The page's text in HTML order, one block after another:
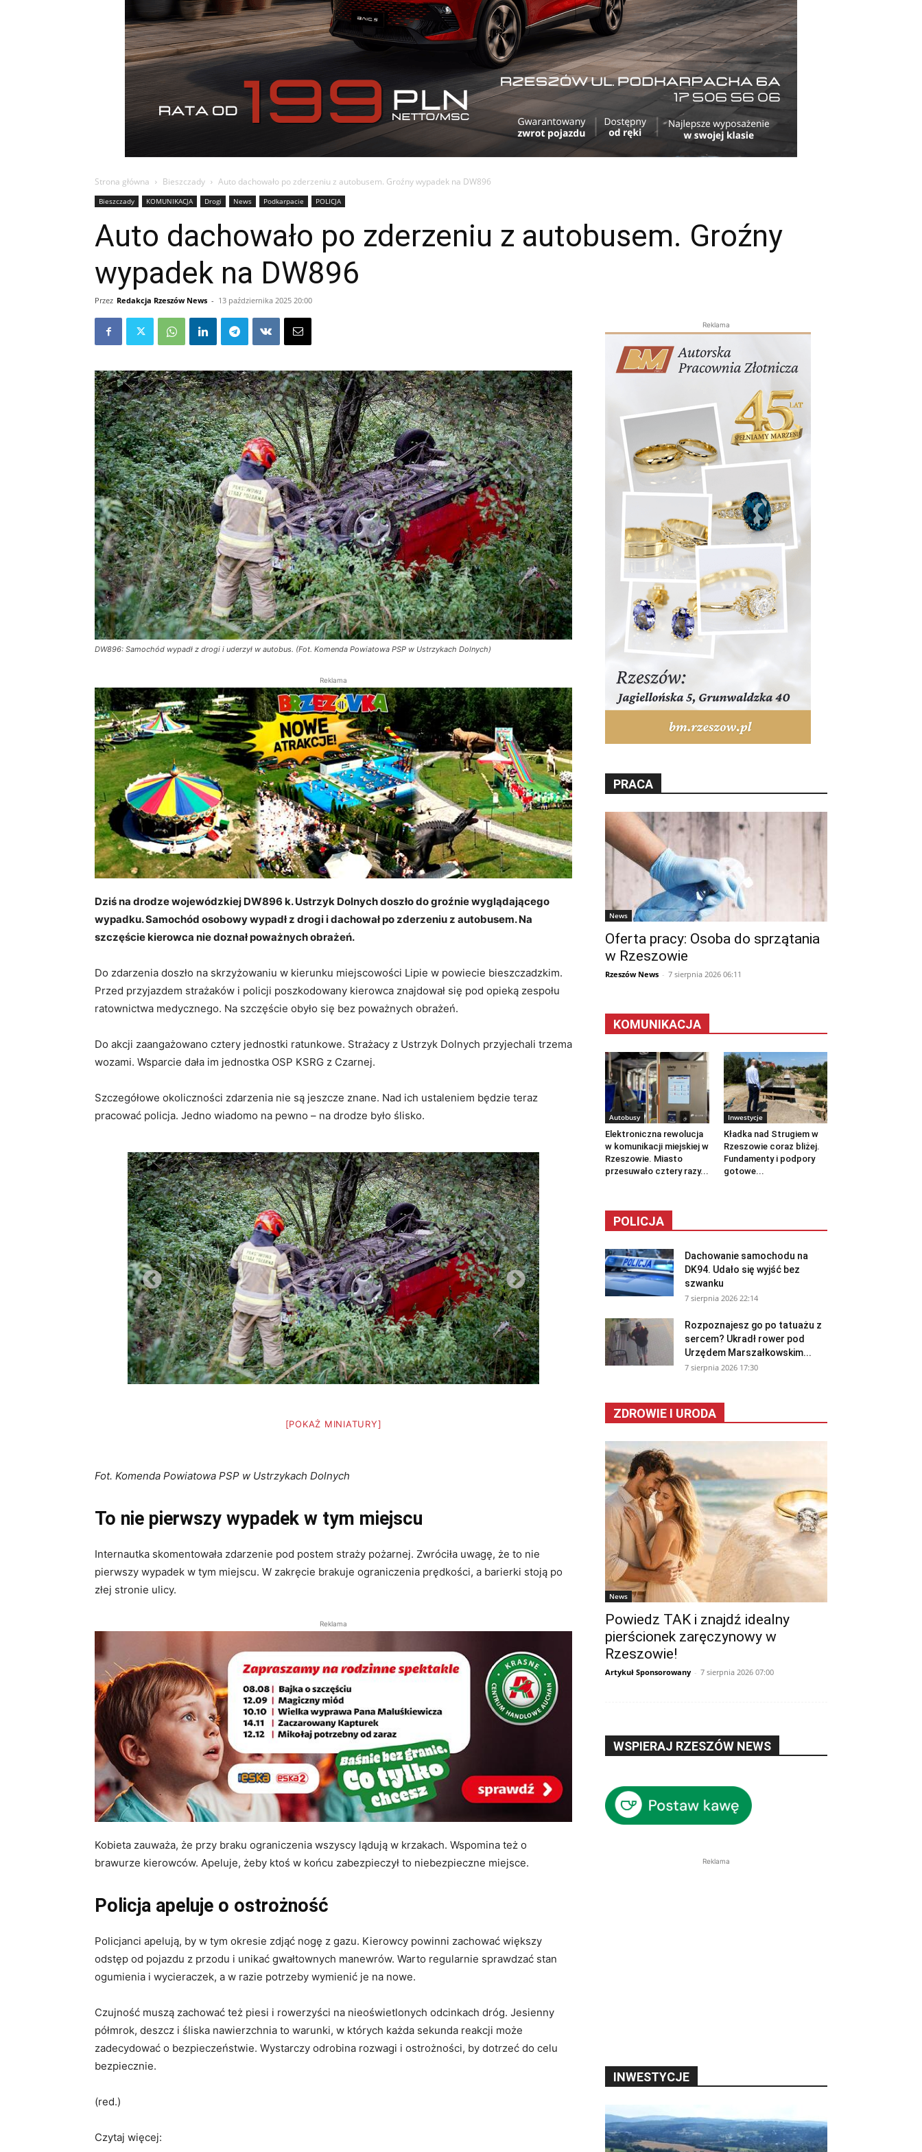
Strona główna Bieszczady Auto dachowało po zderzeniu z autobusem. Groźny wypadek na DW896
Bieszczady KOMUNIKACJA Drogi News Podkarpacie POLICJA
Auto dachowało po zderzeniu z autobusem. Groźny
wypadek na DW896
Przez Redakcja Rzeszów News - 13 października 2025 20:00
DW896: Samochód wypadł z drogi i uderzył w autobus. (Fot. Komenda Powiatowa PSP w Ustrzykach Dolnych)
Reklama
Dziś na drodze wojewódzkiej DW896 k. Ustrzyk Dolnych doszło do groźnie wyglądającego
wypadku. Samochód osobowy wypadł z drogi i dachował po zderzeniu z autobusem. Na
szczęście kierowca nie doznał poważnych obrażeń.
Do zdarzenia doszło na skrzyżowaniu w kierunku miejscowości Lipie w powiecie bieszczadzkim.
Przed przyjazdem strażaków i policji poszkodowany kierowca znajdował się pod opieką zespołu
ratownictwa medycznego. Na szczęście obyło się bez poważnych obrażeń.
Do akcji zaangażowano cztery jednostki ratunkowe. Strażacy z Ustrzyk Dolnych przyjechali trzema
wozami. Wsparcie dała im jednostka OSP KSRG z Czarnej.
Szczegółowe okoliczności zdarzenia nie są jeszcze znane. Nad ich ustaleniem będzie teraz
pracować policja. Jedno wiadomo na pewno – na drodze było ślisko.
[POKAŻ MINIATURY]
Fot. Komenda Powiatowa PSP w Ustrzykach Dolnych
To nie pierwszy wypadek w tym miejscu
Internautka skomentowała zdarzenie pod postem straży pożarnej. Zwróciła uwagę, że to nie
pierwszy wypadek w tym miejscu. W zakręcie brakuje ograniczenia prędkości, a barierki stoją po
złej stronie ulicy.
Reklama
Kobieta zauważa, że przy braku ograniczenia wszyscy lądują w krzakach. Wspomina też o
brawurze kierowców. Apeluje, żeby ktoś w końcu zabezpieczył to niebezpieczne miejsce.
Policja apeluje o ostrożność
Policjanci apelują, by w tym okresie zdjąć nogę z gazu. Kierowcy powinni zachować większy
odstęp od pojazdu z przodu i unikać gwałtownych manewrów. Warto regularnie sprawdzać stan
ogumienia i wycieraczek, a w razie potrzeby wymienić je na nowe.
Czujność muszą zachować też piesi i rowerzyści na nieoświetlonych odcinkach dróg. Jesienny
półmrok, deszcz i śliska nawierzchnia to warunki, w których każda sekunda reakcji może
zadecydować o bezpieczeństwie. Wystarczy odrobina rozwagi i ostrożności, by dotrzeć do celu
bezpiecznie.
(red.)
Czytaj więcej:
Reklama
PRACA
News
Oferta pracy: Osoba do sprzątania
w Rzeszowie
Rzeszów News - 7 sierpnia 2026 06:11
KOMUNIKACJA
Autobusy
Elektroniczna rewolucja
w komunikacji miejskiej w
Rzeszowie. Miasto
przesuwało cztery razy...
Inwestycje
Kładka nad Strugiem w
Rzeszowie coraz bliżej.
Fundamenty i podpory
gotowe...
POLICJA
Dachowanie samochodu na
DK94. Udało się wyjść bez
szwanku
7 sierpnia 2026 22:14
Rozpoznajesz go po tatuażu z
sercem? Ukradł rower pod
Urzędem Marszałkowskim...
7 sierpnia 2026 17:30
ZDROWIE I URODA
News
Powiedz TAK i znajdź idealny
pierścionek zaręczynowy w
Rzeszowie!
Artykuł Sponsorowany - 7 sierpnia 2026 07:00
WSPIERAJ RZESZÓW NEWS
Reklama
INWESTYCJE